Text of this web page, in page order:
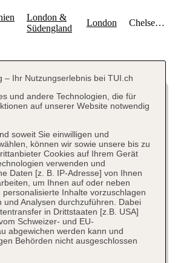
– Ihr Nutzungserlebnis bei TUI.ch
und andere Technologien, die für
auf unserer Website notwendig
soweit Sie einwilligen und
können wir sowie unsere bis zu
Cookies auf Ihrem Gerät
verwenden und
Daten [z. B. IP-Adresse] von Ihnen
um Ihnen auf oder neben
personalisierte Inhalte vorzuschlagen
und Analysen durchzuführen. Dabei
in Drittstaaten [z.B. USA]
Schweizer- und EU-
abgewichen werden kann und
Behörden nicht ausgeschlossen